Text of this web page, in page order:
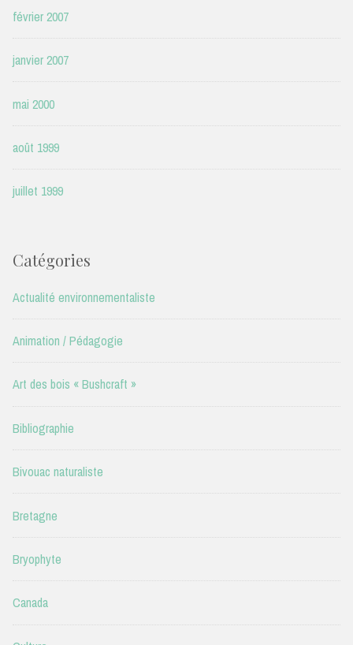
février 2007
janvier 2007
mai 2000
août 1999
juillet 1999
Catégories
Actualité environnementaliste
Animation / Pédagogie
Art des bois « Bushcraft »
Bibliographie
Bivouac naturaliste
Bretagne
Bryophyte
Canada